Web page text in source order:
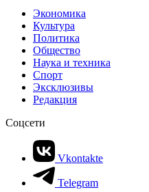
Экономика
Культура
Политика
Общество
Наука и техника
Спорт
Эксклюзивы
Редакция
Соцсети
Vkontakte
Telegram